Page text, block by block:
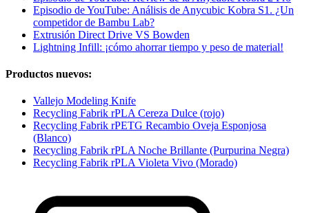
Episodio de YouTube: Análisis de Anycubic Kobra S1. ¿Un
competidor de Bambu Lab?
Extrusión Direct Drive VS Bowden
Lightning Infill: ¡cómo ahorrar tiempo y peso de material!
Productos nuevos:
Vallejo Modeling Knife
Recycling Fabrik rPLA Cereza Dulce (rojo)
Recycling Fabrik rPETG Recambio Oveja Esponjosa
(Blanco)
Recycling Fabrik rPLA Noche Brillante (Purpurina Negra)
Recycling Fabrik rPLA Violeta Vivo (Morado)